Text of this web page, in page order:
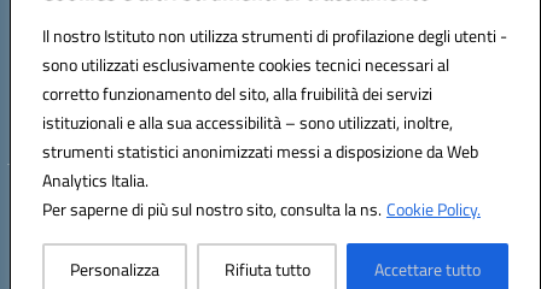
Il nostro Istituto non utilizza strumenti di profilazione degli utenti -
sono utilizzati esclusivamente cookies tecnici necessari al
corretto funzionamento del sito, alla fruibilità dei servizi
istituzionali e alla sua accessibilità – sono utilizzati, inoltre,
strumenti statistici anonimizzati messi a disposizione da Web
Analytics Italia.
Per saperne di più sul nostro sito, consulta la ns.Cookie Policy.
Personalizza Rifiuta tutto Accettare tutto
Codice fiscale: 93066580817
Codice meccanografico:TPIS02200A
VIA CESARÒ, 36 - 91016 ERICE - CASA SANTA (TP)
Telefono: 0923569559
Hosting & Powered by 3D Solution S.r.l.
Concept & Design by Designers Italia